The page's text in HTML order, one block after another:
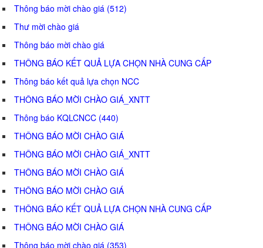
Thông báo mời chào giá (512)
Thư mời chào giá
Thông báo mời chào giá
THÔNG BÁO KẾT QUẢ LỰA CHỌN NHÀ CUNG CẤP
Thông báo kết quả lựa chọn NCC
THÔNG BÁO MỜI CHÀO GIÁ_XNTT
Thông báo KQLCNCC (440)
THÔNG BÁO MỜI CHÀO GIÁ
THÔNG BÁO MỜI CHÀO GIÁ_XNTT
THÔNG BÁO MỜI CHÀO GIÁ
THÔNG BÁO MỜI CHÀO GIÁ
THÔNG BÁO KẾT QUẢ LỰA CHỌN NHÀ CUNG CẤP
THÔNG BÁO MỜI CHÀO GIÁ
Thông báo mời chào giá (353)